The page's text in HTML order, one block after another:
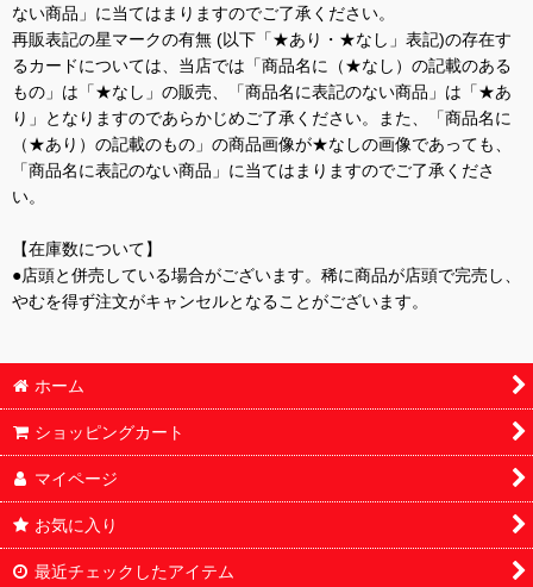
ない商品」に当てはまりますのでご了承ください。
再販表記の星マークの有無 (以下「★あり・★なし」表記)の存在す
るカードについては、当店では「商品名に（★なし）の記載のある
もの」は「★なし」の販売、「商品名に表記のない商品」は「★あ
り」となりますのであらかじめご了承ください。また、「商品名に
（★あり）の記載のもの」の商品画像が★なしの画像であっても、
「商品名に表記のない商品」に当てはまりますのでご了承くださ
い。
【在庫数について】
●店頭と併売している場合がございます。稀に商品が店頭で完売し、
やむを得ず注文がキャンセルとなることがございます。
ホーム
ショッピングカート
マイページ
お気に入り
最近チェックしたアイテム